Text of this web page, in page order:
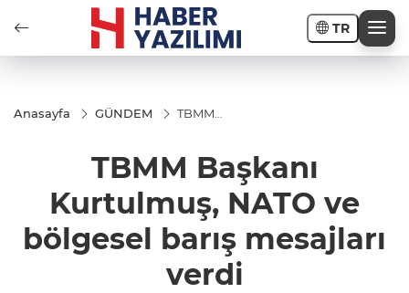
TR
Anasayfa GÜNDEM
TBMM
NATO ve
bölgesel
mesajları
verdi
TBMM Başkanı
Kurtulmuş, NATO ve
bölgesel barış mesajları
verdi